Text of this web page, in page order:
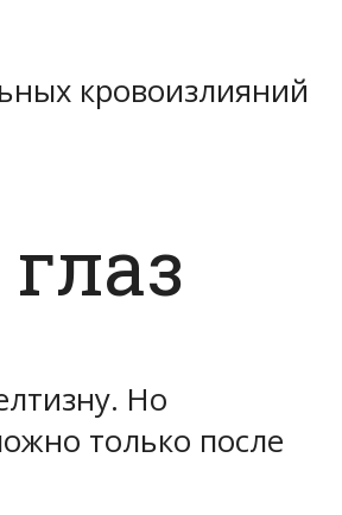
кровоизлияний
Но
только после